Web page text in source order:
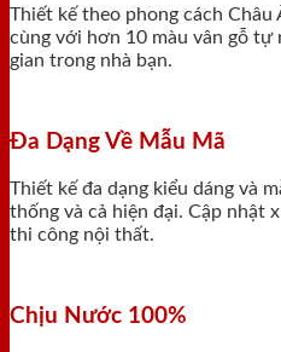
Thiết kế theo phong cách Châu
cùng với hơn 10 màu vân gỗ
gian trong nhà bạn.
Đa Dạng Về Mẫu Mã
Thiết kế đa dạng kiểu dáng và
thống và cả hiện đại. Cập nhật
thi công nội thất.
Chịu Nước 100%